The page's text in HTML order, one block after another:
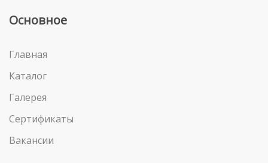
Основное
Главная
Каталог
Галерея
Сертификаты
Вакансии